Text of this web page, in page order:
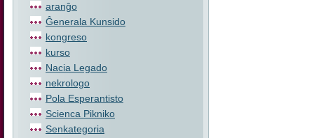
aranĝo
Ĝenerala Kunsido
kongreso
kurso
Nacia Legado
nekrologo
Pola Esperantisto
Scienca Pikniko
Senkategoria